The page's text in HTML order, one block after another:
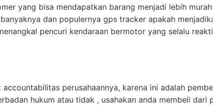
yang bisa mendapatkan barang menjadi lebih
dan populernya gps tracker apakah
pencuri kendaraan bermotor yang selalu
perusahaannya, karena ini adalah
hukum atau tidak , usahakan anda membeli dari